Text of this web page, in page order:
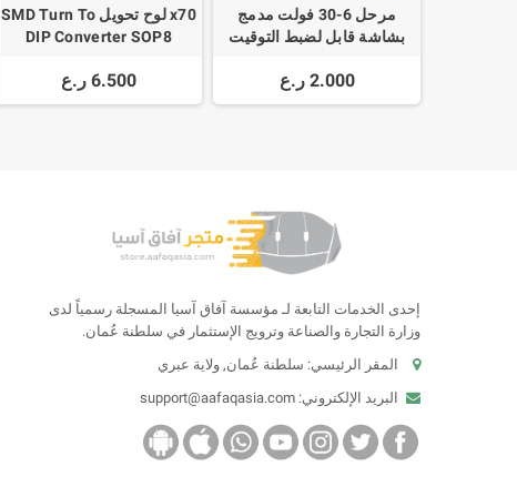
مرحل 6-30 فولت مدمج
بشاشة قابل لضبط التوقيت
Circuit Adjustable 828
2.000 ر.ع
x70 لوح تحويل SMD Turn To
DIP Converter SOP8
SOP24 SOP28
6.500 ر.ع
إحدى الخدمات التابعة لـ مؤسسة آفاق آسيا المسجلة رسمياً لدى
وزارة التجارة والصناعة وترويج الإستثمار في سلطنة عُمان.
المقر الرئيسي: سلطنة عُمان, ولاية عبري
البريد الإلكتروني: support@aafaqasia.com